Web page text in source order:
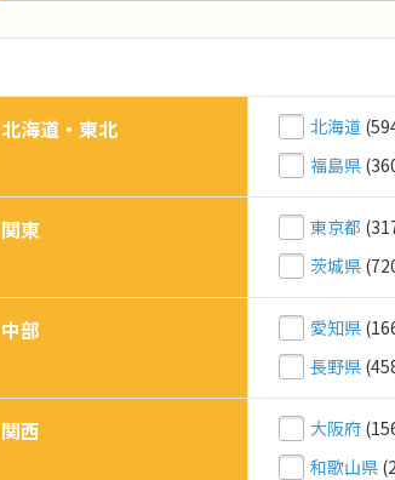
北海道・東北 北海道
福島県
関東 東京都
茨城県
中部 愛知県
長野県
関西 大阪府
和歌山県